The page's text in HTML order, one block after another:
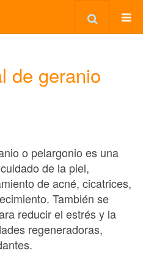
de geranio
o pelargonio es una
de la piel,
de acné, cicatrices,
También se
reducir el estrés y la
regeneradoras,